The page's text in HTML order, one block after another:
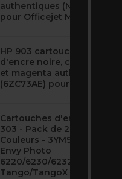
authentiques (N9J71AE)
pour Officejet Mobile 250,
HP 903 cartouches
d'encre noire, cyan, jaune
et magenta authentiques
(6ZC73AE) pour HP
Cartouches d'encre HP
303 - Pack de 2 - Noir et
Couleurs - 3YM92AE -
Envy Photo
6220/6230/6232,
Tango/TangoX